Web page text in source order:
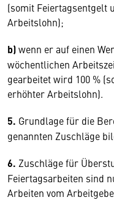
(somit Feiertagsentgelt
Arbeitslohn);
b)wenn er auf einen
wöchentlichen
gearbeitet wird 100 %
erhöhter Arbeitslohn).
5. Grundlage für die
genannten Zuschläge
6. Zuschläge für
Feiertagsarbeiten sind
Arbeiten vom